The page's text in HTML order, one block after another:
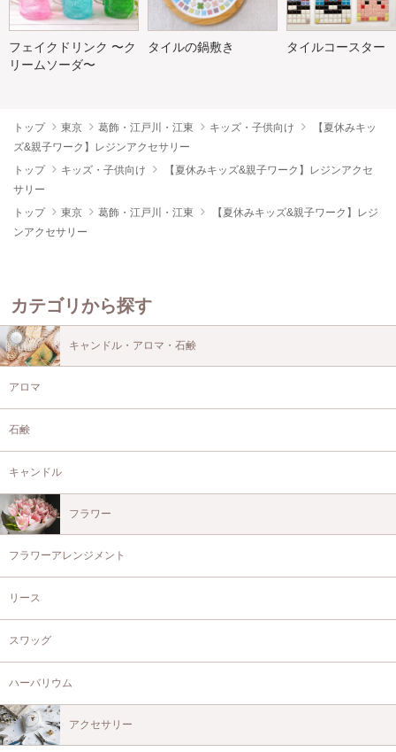
フェイクドリンク 〜ク
リームソーダ〜
タイルの鍋敷き タイルコースター
トップ 東京 葛飾・江戸川・江東 キッズ・子供向け
【夏休みキッ
ズ&親子ワーク】レジンアクセサリー
トップ
キッズ・子供向け
【夏休みキッズ&親子ワーク】レジンアクセ
サリー
トップ
東京 葛飾・江戸川・江東
【夏休みキッズ&親子ワーク】レジ
ンアクセサリー
カテゴリから探す
キャンドル・アロマ・石鹸
アロマ
石鹸
キャンドル
フラワー
フラワーアレンジメント
リース
スワッグ
ハーバリウム
アクセサリー